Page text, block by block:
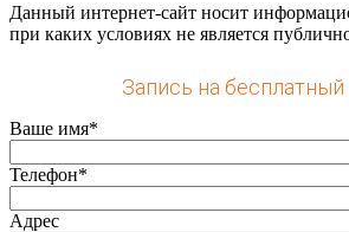
Данный интернет-сайт носит
при каких условиях не является
Запись на
Ваше имя*
Телефон*
Адрес